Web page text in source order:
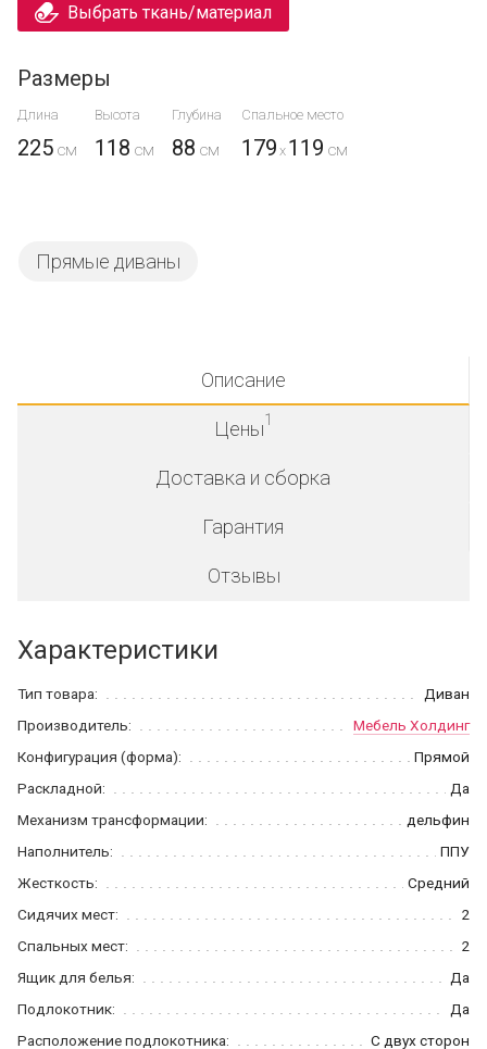
Выбрать ткань/материал
Размеры
Длина Высота Глубина Спальное место
225 118 88 179 x 119
Прямые диваны
Описание
Цены1
Доставка и сборка
Гарантия
Отзывы
Характеристики
Тип товара:
Диван
Производитель:
Мебель Холдинг
Конфигурация (форма):
Прямой
Раскладной:
Да
Механизм трансформации:
дельфин
Наполнитель:
ППУ
Жесткость:
Средний
Сидячих мест:
2
Спальных мест:
2
Ящик для белья:
Да
Подлокотник:
Да
Расположение подлокотника:
С двух сторон